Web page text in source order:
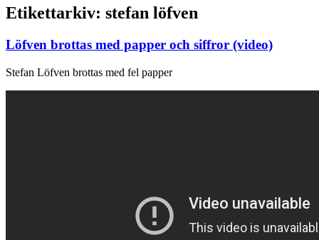
Etikettarkiv: stefan löfven
Löfven brottas med papper och siffror (video)
Stefan Löfven brottas med fel papper